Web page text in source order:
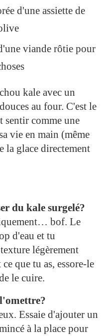
d'une assiette de
viande rôtie pour
kale avec un
au four. C'est le
sentir comme une
vie en main (même
la glace directement
du kale surgelé?
bof. Le
d'eau et tu
légèrement
que tu as, essore-le
le cuire.
Essaie d'ajouter un
à la place pour